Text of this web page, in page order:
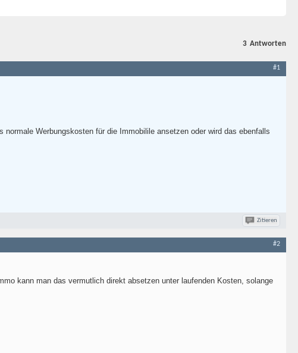
3 Antworten
#1
Werbungskosten für die Immobilile ansetzen oder wird das ebenfalls
Zitieren
#2
kann man das vermutlich direkt absetzen unter laufenden Kosten, solange